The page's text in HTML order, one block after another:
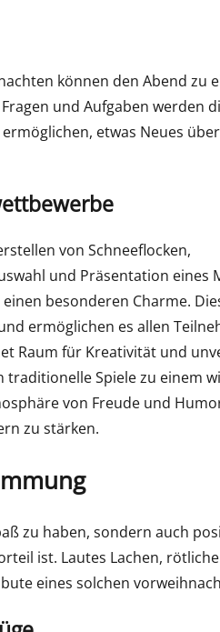
können den Abend zu
und Aufgaben werden
etwas Neues
von Schneeflocken,
und Präsentation eines
besonderen Charme.
ermöglichen es allen
Raum für Kreativität und
Spiele zu einem
von Freude und
zu stärken.
zu haben, sondern auch
ist. Lautes Lachen,
eines solchen